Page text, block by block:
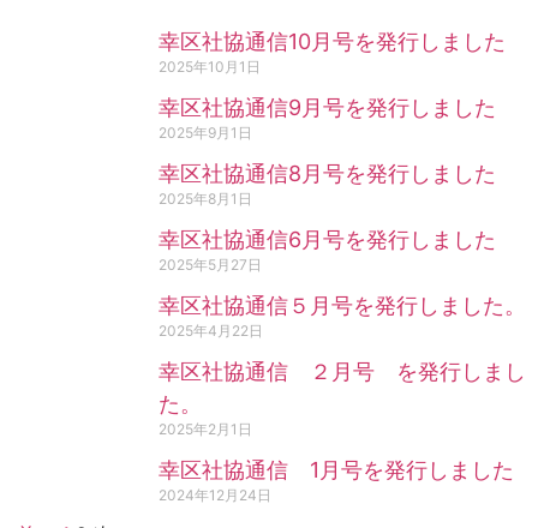
幸区社協通信10月号を発行しました
2025年10月1日
幸区社協通信9月号を発行しました
2025年9月1日
幸区社協通信8月号を発行しました
2025年8月1日
幸区社協通信6月号を発行しました
2025年5月27日
幸区社協通信５月号を発行しました。
2025年4月22日
幸区社協通信 ２月号 を発行しまし
た。
2025年2月1日
幸区社協通信 1月号を発行しました
2024年12月24日